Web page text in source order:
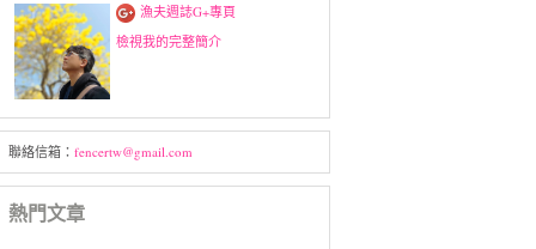
漁夫週誌G+專頁
檢視我的完整簡介
聯絡信箱： fencertw@gmail.com
熱門文章